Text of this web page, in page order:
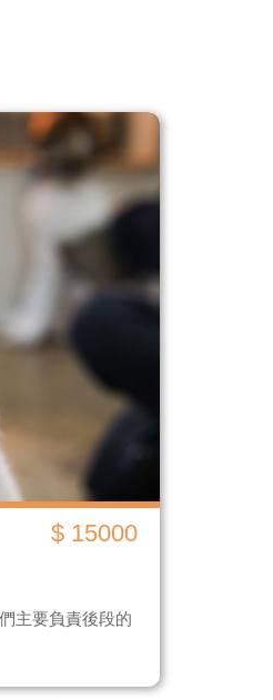
$ 15000
主要負責後段的